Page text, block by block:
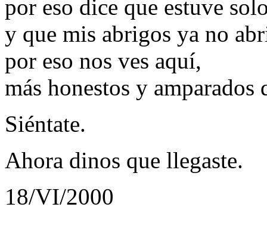
por eso dice que estuve
y que mis abrigos ya no
por eso nos ves aquí,
más honestos y amparados
Siéntate.
Ahora dinos que llegaste.
18/VI/2000